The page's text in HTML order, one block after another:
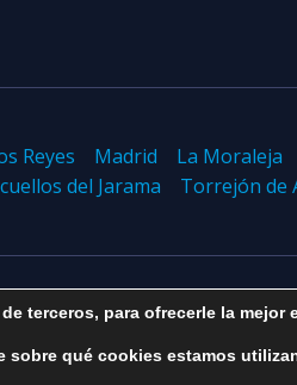
Reyes Madrid La Moraleja
del Jarama Torrejón de
legal Política de privacidad
terceros, para ofrecerle la mejor
sobre qué cookies estamos